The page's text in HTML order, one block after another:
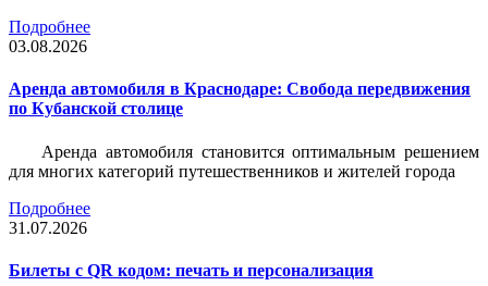
Подробнее
03.08.2026
Аренда автомобиля в Краснодаре: Свобода передвижения
по Кубанской столице
Аренда автомобиля становится оптимальным решением
для многих категорий путешественников и жителей города
Подробнее
31.07.2026
Билеты c QR кодом: печать и персонализация